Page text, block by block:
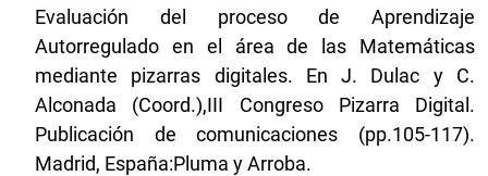
Evaluación del proceso de Aprendizaje
Autorregulado en el área de las Matemáticas
mediante pizarras digitales. En J. Dulac y C.
Alconada (Coord.),III Congreso Pizarra Digital.
Publicación de comunicaciones (pp.105-117).
Madrid, España:Pluma y Arroba.